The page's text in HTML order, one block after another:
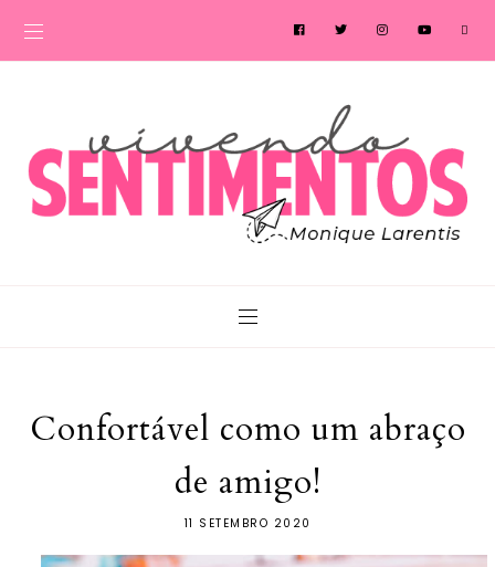
Confortável como um abraço
de amigo!
11 SETEMBRO 2020